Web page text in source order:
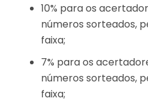
10% para os
números sorteados,
faixa;
7% para os
números sorteados,
faixa;